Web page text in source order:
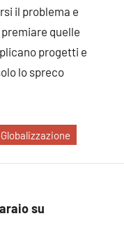
il problema e
quelle
progetti e
lo spreco
su